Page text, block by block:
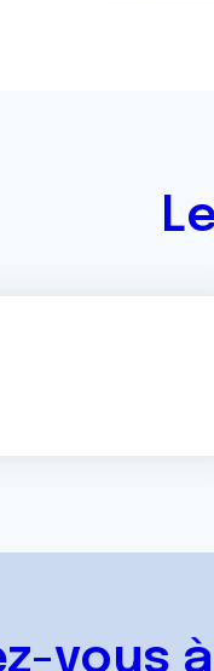
vous